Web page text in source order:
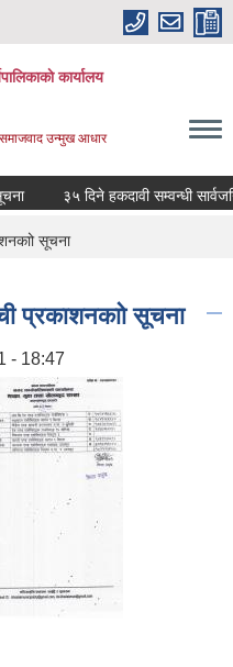
कार्यालय
उन्मुख आधार
३५ दिने हकदावी सम्वन्धी
सूचना
प्रकाशनकाो सूचना
- 18:47